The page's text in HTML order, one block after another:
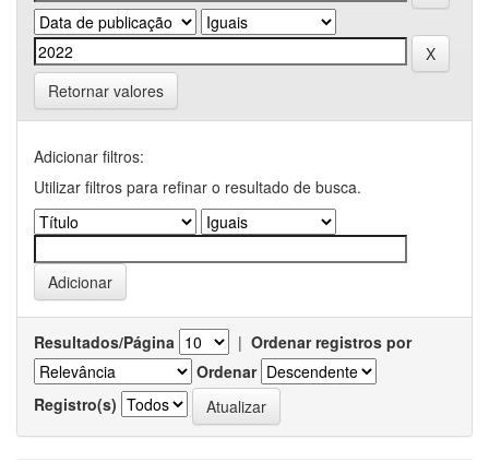
Retornar valores
Adicionar filtros:
Utilizar filtros para refinar o resultado de busca.
Resultados/Página | Ordenar registros por
Ordenar
Registro(s)